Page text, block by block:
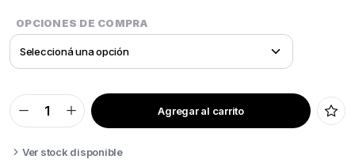
OPCIONES DE COMPRA
BAMBU
LAB
CARBON
COMBO
Agregar al carrito
Ver stock disponible